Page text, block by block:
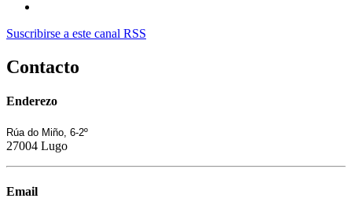
Suscribirse a este canal RSS
Contacto
Enderezo
Rúa do Miño, 6-2º
27004 Lugo
Email